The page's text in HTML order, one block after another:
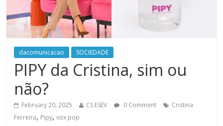
dacomunicacao SOCIEDADE
PIPY da Cristina, sim ou
não?
February 20, 2025 CS ESEV 0 Comment
Cristina
Ferreira, Pipy,vox pop